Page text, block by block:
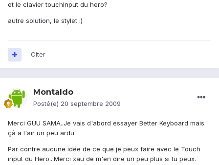
et le clavier touchInput du hero?
autre solution, le stylet :)
Citer
Montaldo
Posté(e) 20 septembre 2009
Merci GUU SAMA..Je vais d'abord essayer Better Keyboard mais
çà a l'air un peu ardu.
Par contre aucune idée de ce que je peux faire avec le Touch
input du Hero...Merci xau de m'en dire un peu plus si tu peux.